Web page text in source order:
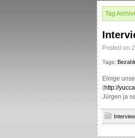
Tag Archive
Posted on
Tags:
Einige
(http://
Jürgen ja